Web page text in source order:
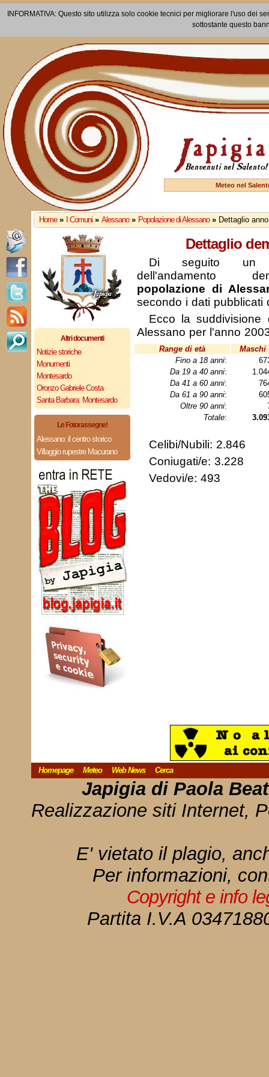
INFORMATIVA: Questo sito utilizza solo cookie tecnici per migliorare l'uso dei
sottostante questo
Meteo nel
Home » I Comuni » Alessano » Popolazione di Alessano » Dettaglio
Altri documenti
Notizie storiche
Monumenti
Montesardo
Oronzo Gabriele Costa
Santa Barbara: Montesardo
Le Fotorassegne!
Alessano: il centro storico
Villaggio rupestre Macurano
Dettaglio
Di seguito un
dell'andamento
popolazione di
secondo i dati pubblicati
Ecco la suddivisione
Alessano per l'anno
Range di età
Maschi
Fino a 18 anni:
Da 19 a 40 anni:
Da 41 a 60 anni:
Da 61 a 90 anni:
Oltre 90 anni:
Totale:
Celibi/Nubili: 2.846
Coniugati/e: 3.228
Vedovi/e: 493
Homepage Meteo Web News Cerca
Japigia di Paola
Realizzazione siti Internet,
E' vietato il plagio,
Per informazioni,
Copyright e info
Partita I.V.A